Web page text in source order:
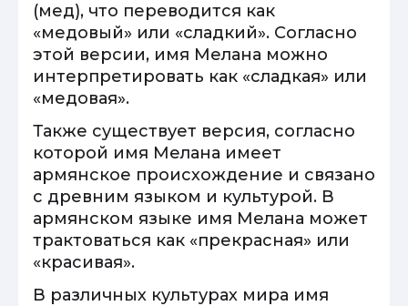
(мед), что переводится как
«медовый» или «сладкий». Согласно
этой версии, имя Мелана можно
интерпретировать как «сладкая» или
«медовая».
Также существует версия, согласно
которой имя Мелана имеет
армянское происхождение и связано
с древним языком и культурой. В
армянском языке имя Мелана может
трактоваться как «прекрасная» или
«красивая».
В различных культурах мира имя